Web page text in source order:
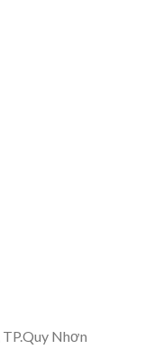
TP.Quy Nhơn